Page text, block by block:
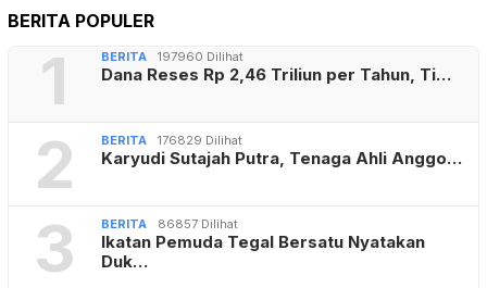
BERITA POPULER
1 BERITA 197960 Dilihat
Dana Reses Rp 2,46 Triliun per Tahun, Ti…
2 BERITA 176829 Dilihat
Karyudi Sutajah Putra, Tenaga Ahli Anggo…
3 BERITA 86857 Dilihat
Ikatan Pemuda Tegal Bersatu Nyatakan
Duk…